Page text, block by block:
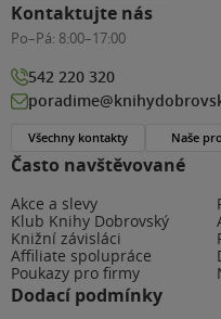
Často navštěvované
Akce a slevy
Klub Knihy Dobrovský
Knižní závisláci
Affiliate spolupráce
Poukazy pro firmy
Dodací podmínky
Kontaktujte nás
Po–Pá: 8:00–17:00
542 220 320
Všechny kontakty Naše